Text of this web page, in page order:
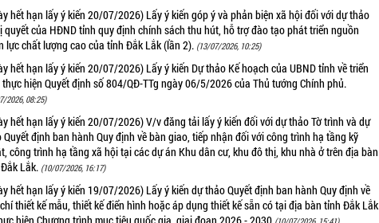
hết hạn lấy ý kiến 20/07/2026) Lấy ý kiến góp ý và phản biện xã hội đối với dự thảo
quyết của HĐND tỉnh quy định chính sách thu hút, hỗ trợ đào tạo phát triển nguồn
lực chất lượng cao của tỉnh Đắk Lắk (lần 2). (13/07/2026, 10:25)
hết hạn lấy ý kiến 20/07/2026) Lấy ý kiến Dự thảo Kế hoạch của UBND tỉnh về triển
hiện Quyết định số 804/QĐ-TTg ngày 06/5/2026 của Thủ tướng Chính phủ.
2026, 08:25)
hết hạn lấy ý kiến 20/07/2026) V/v đăng tải lấy ý kiến đối với dự thảo Tờ trình và dự
Quyết định ban hành Quy định về bàn giao, tiếp nhận đối với công trình hạ tầng kỹ
công trình hạ tầng xã hội tại các dự án Khu dân cư, khu đô thị, khu nhà ở trên địa bàn
Lắk. (10/07/2026, 16:17)
hết hạn lấy ý kiến 19/07/2026) Lấy ý kiến dự thảo Quyết định ban hành Quy định về
thiết kế mẫu, thiết kế điển hình hoặc áp dụng thiết kế sẵn có tại địa bàn tỉnh Đắk Lắk